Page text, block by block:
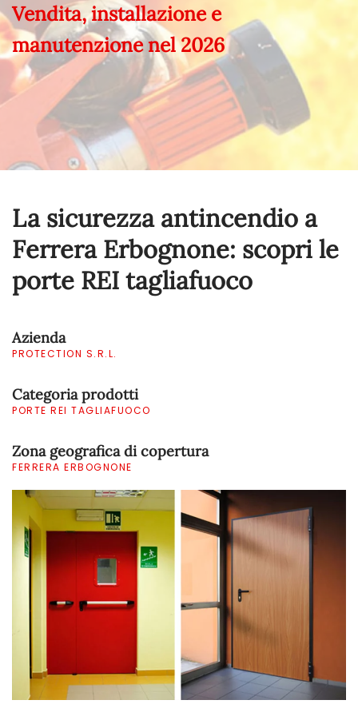
Vendita, installazione e
manutenzione nel2026
La sicurezza antincendio a
Ferrera Erbognone: scopri le
porte REI tagliafuoco
Azienda
PROTECTION S.R.L.
Categoria prodotti
PORTE REI TAGLIAFUOCO
Zona geografica di copertura
FERRERA ERBOGNONE